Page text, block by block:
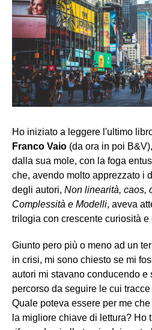
Ho iniziato a leggere l'ultimo
Franco Vaio (da ora in poi
dalla sua mole, con la foga
che, avendo molto apprezzato i
degli autori, Non linearità, caos,
Complessità e Modelli, aveva
trilogia con crescente curiosità e
Giunto pero più o meno ad un
in crisi, mi sono chiesto se mi
autori mi stavano conducendo e
percorso da seguire le cui
Quale poteva essere per me
la migliore chiave di lettura? Ho